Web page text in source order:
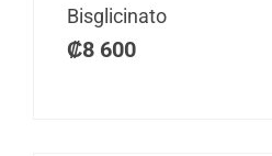
Bisglicinato
₡8 600